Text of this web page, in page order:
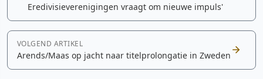
Eredivisieverenigingen vraagt om nieuwe impuls'
VOLGEND ARTIKEL
Arends/Maas op jacht naar titelprolongatie in Zweden